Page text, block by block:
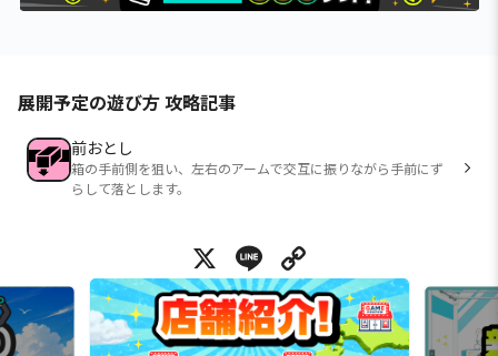
展開予定の遊び方 攻略記事
前おとし
箱の手前側を狙い、左右のアームで交互に振りながら手前にず
らして落とします。
X Line